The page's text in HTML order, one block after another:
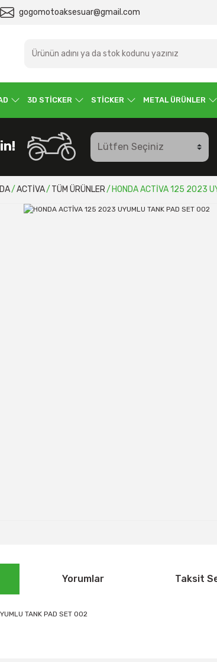
gogomotoaksesuar@gmail.com
3D STİCKER STİCKER METAL ÜRÜNLER
ACTİVA TÜM ÜRÜNLER HONDA ACTİVA 125 2023
Yorumlar Taksit
TANK PAD SET 002